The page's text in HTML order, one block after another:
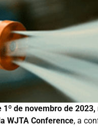
de novembro de
WJTA Conference, a